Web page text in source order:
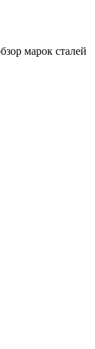
марок сталей